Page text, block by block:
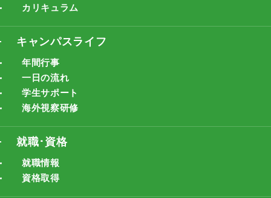
カリキュラム
キャンパスライフ
年間行事
一日の流れ
学生サポート
海外視察研修
就職･資格
就職情報
資格取得